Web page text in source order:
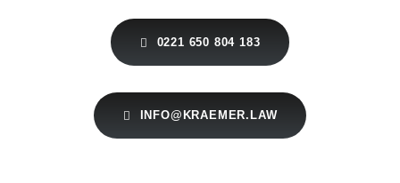
0221 650 804 183
INFO@KRAEMER.LAW